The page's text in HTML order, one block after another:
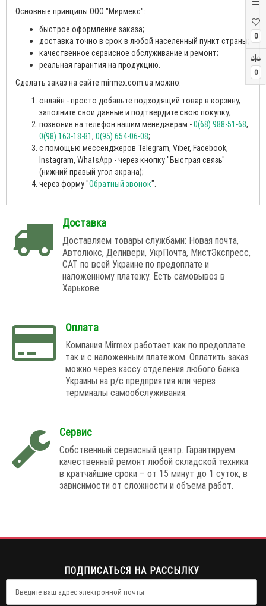
0
0
Основные принципы ООО "Мирмекс":
быстрое оформление заказа;
доставка точно в срок в любой населенный пункт страны;
качественное сервисное обслуживание и ремонт;
реальная гарантия на продукцию.
Сделать заказ на сайте mirmex.com.ua можно:
онлайн - просто добавьте подходящий товар в корзину,
заполните свои данные и подтвердите свою покупку;
позвонив на телефон нашим менеджерам -0(68) 988-51-68,
0(98) 163-18-81, 0(95) 654-06-08;
с помощью мессенджеров Telegram, Viber, Facebook,
Instagram, WhatsApp - через кнопку "Быстрая связь"
(нижний правый угол экрана);
через форму "Обратный звонок".
Доставка
Доставляем товары службами: Новая почта,
Автолюкс, Деливери, УкрПочта, МистЭкспресс,
САТ по всей Украине по предоплате и
наложенному платежу. Есть самовывоз в
Харькове.
Оплата
Компания Mirmex работает как по предоплате
так и с наложенным платежом. Оплатить заказ
можно через кассу отделения любого банка
Украины на р/с предприятия или через
терминалы самообслуживания.
Сервис
Собственный сервисный центр. Гарантируем
качественный ремонт любой складской техники
в кратчайшие сроки – от 15 минут до 1 суток, в
зависимости от сложности и объема работ.
ПОДПИСАТЬСЯ НА РАССЫЛКУ